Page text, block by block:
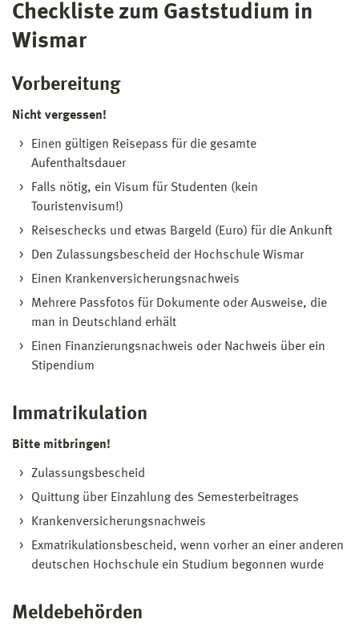
Checkliste zum Gaststudium in
Wismar
Vorbereitung
Nicht vergessen!
Einen gültigen Reisepass für die gesamte
Aufenthaltsdauer
Falls nötig, ein Visum für Studenten (kein
Touristenvisum!)
Reiseschecks und etwas Bargeld (Euro) für die Ankunft
Den Zulassungsbescheid der Hochschule Wismar
Einen Krankenversicherungsnachweis
Mehrere Passfotos für Dokumente oder Ausweise, die
man in Deutschland erhält
Einen Finanzierungsnachweis oder Nachweis über ein
Stipendium
Immatrikulation
Bitte mitbringen!
Zulassungsbescheid
Quittung über Einzahlung des Semesterbeitrages
Krankenversicherungsnachweis
Exmatrikulationsbescheid, wenn vorher an einer anderen
deutschen Hochschule ein Studium begonnen wurde
Meldebehörden